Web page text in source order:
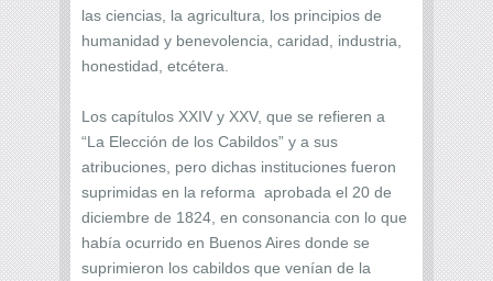
las ciencias, la agricultura, los principios de
humanidad y benevolencia, caridad, industria,
honestidad, etcétera.
Los capítulos XXIV y XXV, que se refieren a
“La Elección de los Cabildos” y a sus
atribuciones, pero dichas instituciones fueron
suprimidas en la reforma aprobada el 20 de
diciembre de 1824, en consonancia con lo que
había ocurrido en Buenos Aires donde se
suprimieron los cabildos que venían de la